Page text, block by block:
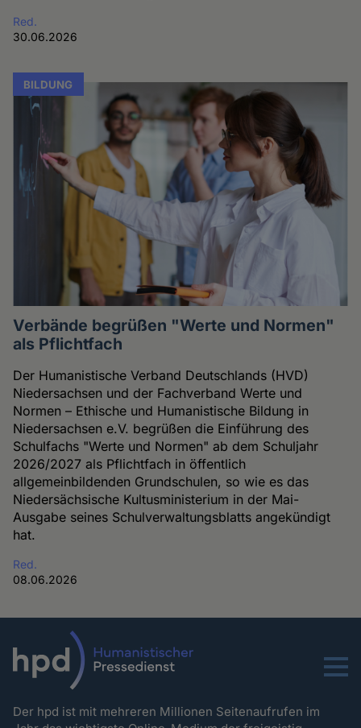
Red.
30.06.2026
BILDUNG
Verbände begrüßen "Werte und Normen"
als Pflichtfach
Der Humanistische Verband Deutschlands (HVD)
Niedersachsen und der Fachverband Werte und
Normen – Ethische und Humanistische Bildung in
Niedersachsen e.V. begrüßen die Einführung des
Schulfachs "Werte und Normen" ab dem Schuljahr
2026/2027 als Pflichtfach in öffentlich
allgemeinbildenden Grundschulen, so wie es das
Niedersächsische Kultusministerium in der Mai-
Ausgabe seines Schulverwaltungsblatts angekündigt
hat.
Red.
08.06.2026
Menu
Der hpd ist mit mehreren Millionen Seitenaufrufen im